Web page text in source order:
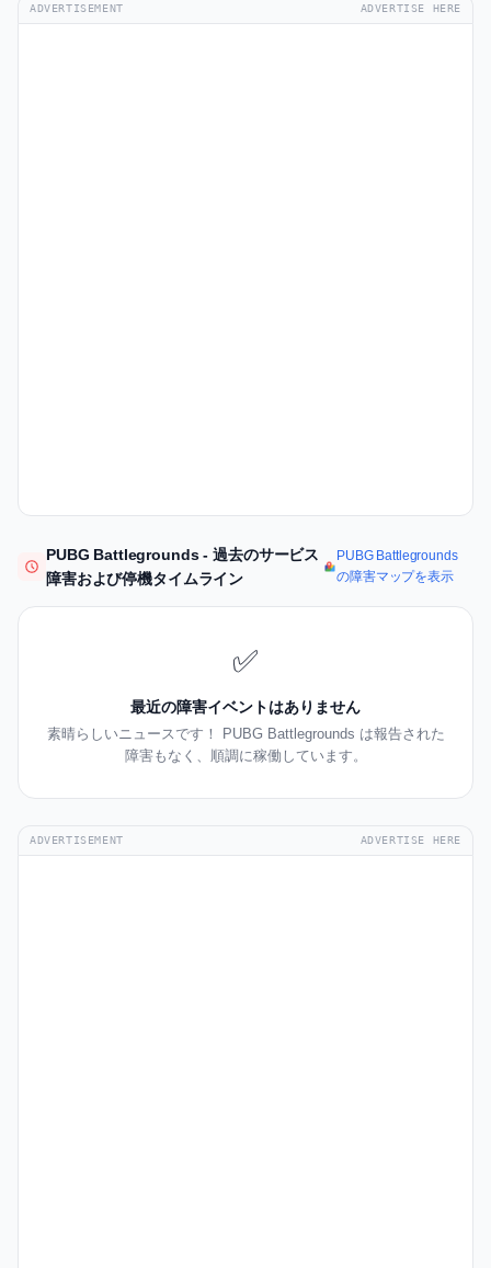
ADVERTISEMENT ADVERTISE HERE
PUBG Battlegrounds - 過去のサービス
障害および停機タイムライン
PUBG Battlegrounds
の障害マップを表示
✅
最近の障害イベントはありません
素晴らしいニュースです！ PUBG Battlegrounds は報告された
障害もなく、順調に稼働しています。
ADVERTISEMENT ADVERTISE HERE